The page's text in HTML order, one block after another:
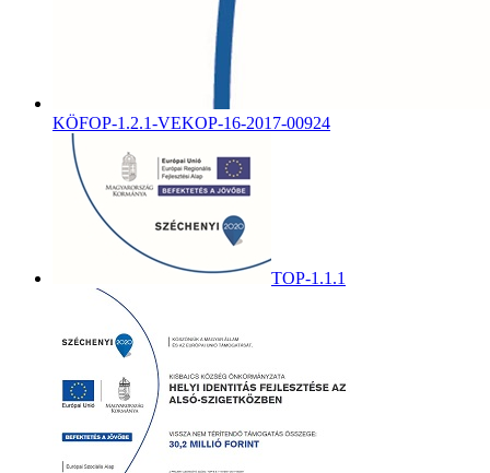
KÖFOP-1.2.1-VEKOP-16-2017-00924
TOP-1.1.1